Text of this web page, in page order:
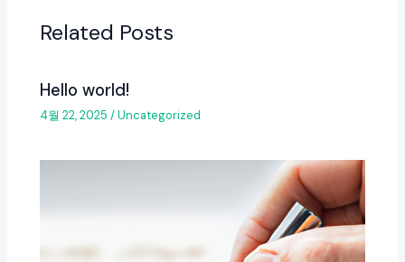
Related Posts
Hello world!
4월 22, 2025/Uncategorized